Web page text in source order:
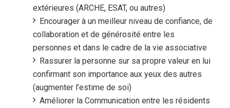
extérieures (ARCHE, ESAT, ou autres)
Encourager à un meilleur niveau de confiance, de
collaboration et de générosité entre les
personnes et dans le cadre de la vie associative
Rassurer la personne sur sa propre valeur en lui
confirmant son importance aux yeux des autres
(augmenter l’estime de soi)
Améliorer la Communication entre les résidents